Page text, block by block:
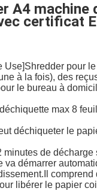
A4 machine
certificat
Use]Shredder pour
à la fois), des
le bureau à
max 8
déchiqueter le
de
démarrer
libérer le papier